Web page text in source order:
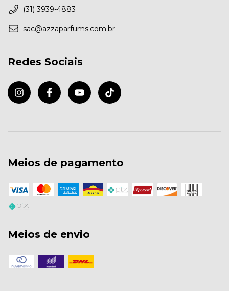
(31) 3939-4883
sac@azzaparfums.com.br
Redes Sociais
Meios de pagamento
Meios de envio